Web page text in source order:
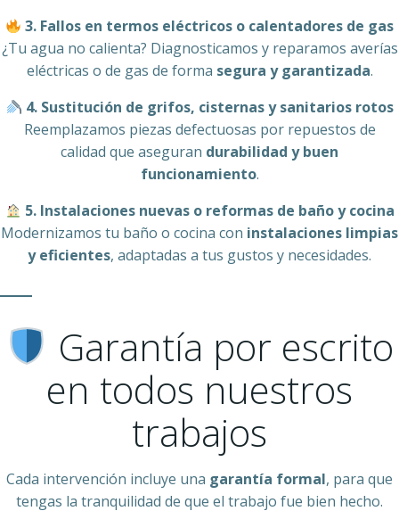
3. Fallos en termos eléctricos o calentadores de gas
¿Tu agua no calienta? Diagnosticamos y reparamos averías
eléctricas o de gas de forma segura y garantizada.
4. Sustitución de grifos, cisternas y sanitarios rotos
Reemplazamos piezas defectuosas por repuestos de
calidad que aseguran durabilidad y buen
funcionamiento.
5. Instalaciones nuevas o reformas de baño y cocina
Modernizamos tu baño o cocina con instalaciones limpias
y eficientes, adaptadas a tus gustos y necesidades.
Garantía por escrito
en todos nuestros
trabajos
Cada intervención incluye una garantía formal, para que
tengas la tranquilidad de que el trabajo fue bien hecho.